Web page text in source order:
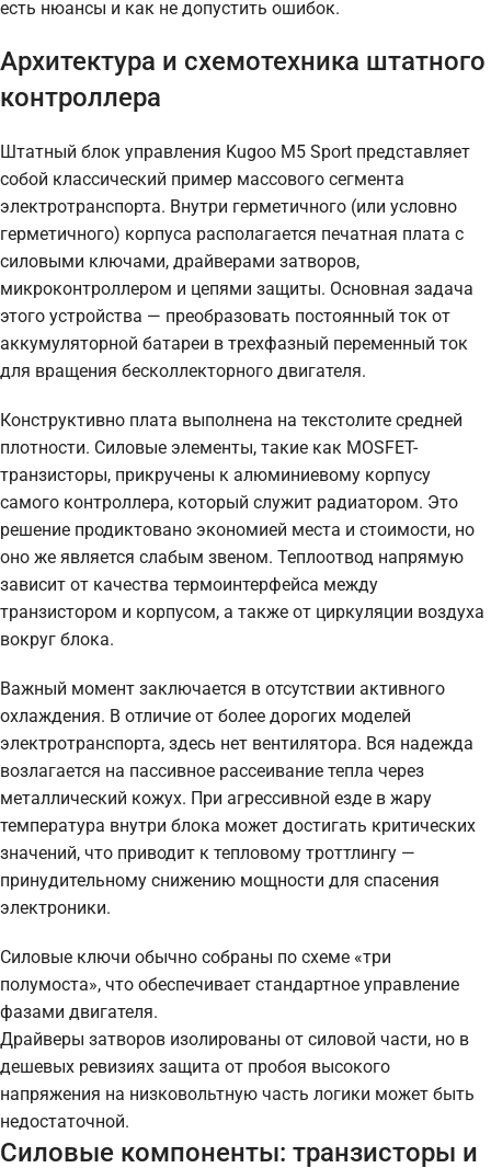
есть нюансы и как не допустить ошибок.
Архитектура и схемотехника штатного
контроллера
Штатный блок управления Kugoo M5 Sport представляет
собой классический пример массового сегмента
электротранспорта. Внутри герметичного (или условно
герметичного) корпуса располагается печатная плата с
силовыми ключами, драйверами затворов,
микроконтроллером и цепями защиты. Основная задача
этого устройства — преобразовать постоянный ток от
аккумуляторной батареи в трехфазный переменный ток
для вращения бесколлекторного двигателя.
Конструктивно плата выполнена на текстолите средней
плотности. Силовые элементы, такие как MOSFET-
транзисторы, прикручены к алюминиевому корпусу
самого контроллера, который служит радиатором. Это
решение продиктовано экономией места и стоимости, но
оно же является слабым звеном. Теплоотвод напрямую
зависит от качества термоинтерфейса между
транзистором и корпусом, а также от циркуляции воздуха
вокруг блока.
Важный момент заключается в отсутствии активного
охлаждения. В отличие от более дорогих моделей
электротранспорта, здесь нет вентилятора. Вся надежда
возлагается на пассивное рассеивание тепла через
металлический кожух. При агрессивной езде в жару
температура внутри блока может достигать критических
значений, что приводит к тепловому троттлингу —
принудительному снижению мощности для спасения
электроники.
Силовые ключи обычно собраны по схеме «три
полумоста», что обеспечивает стандартное управление
фазами двигателя.
Драйверы затворов изолированы от силовой части, но в
дешевых ревизиях защита от пробоя высокого
напряжения на низковольтную часть логики может быть
недостаточной.
Силовые компоненты: транзисторы и